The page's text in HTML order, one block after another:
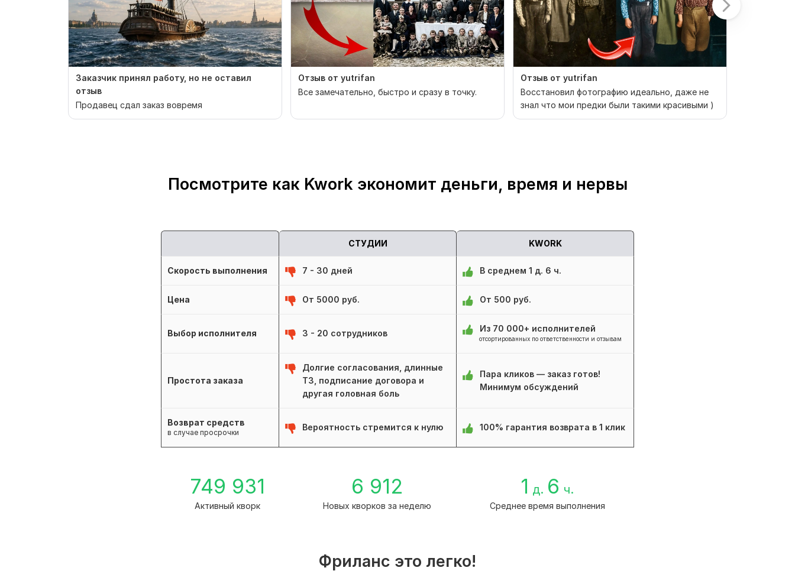
Заказчик принял работу, но не оставил
отзыв
Продавец сдал заказ вовремя
Отзыв от yutrifan
Все замечательно, быстро и сразу в точку.
Отзыв от yutrifan
Восстановил фотографию идеально, даже не
знал что мои предки были такими красивыми )
Посмотрите как Kwork экономит деньги, время и нервы
СТУДИИ KWORK
Скорость выполнения 7 - 30 дней В среднем 1 д. 6 ч.
Цена От 5000 руб. От 500 руб.
Выбор исполнителя 3 - 20 сотрудников Из 70 000+ исполнителей
отсортированных по ответственности и отзывам
Простота заказа
Долгие согласования, длинные
ТЗ, подписание договора и
другая головная боль
Пара кликов — заказ готов!
Минимум обсуждений
Возврат средств
в случае просрочки
Вероятность стремится к нулю 100% гарантия возврата в 1 клик
749 931
Активный кворк
6 912
Новых кворков за неделю
1 д. 6 ч.
Среднее время выполнения
Фриланс это легко!